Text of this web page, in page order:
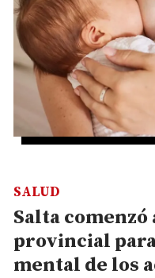
Salta
provincial
mental de los
SALUD